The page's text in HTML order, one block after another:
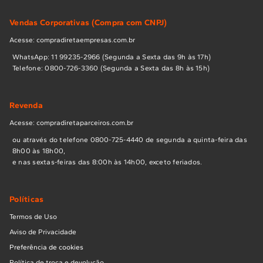
Organização Interna:Prateleiras de vidro temperado,
gavetas de degelo, suportes de porta para latas e
garrafas, e formas de gelo originais.Controle e
Estrutura e Estilo:
niveladores, puxadores (incluindo os da linha Retrô) e
dobradiças.
Vantagens de Comprar no Canal
Garantia de Procedência:
compatibilidade, direto da fábrica para sua casa.
Atendimento Customizado:
ajudar você a encontrar a peça certa para cada geração
de frigobar.
Vendas Corporativas (Compra com CNPJ)
Acesse: compradiretaempresas.com.br
WhatsApp: 11 99235-2966 (Segunda a Sexta das 9h às 17h)
Telefone: 0800-726-3360 (Segunda a Sexta das 8h às 15h)
Revenda
Acesse: compradiretaparceiros.com.br
ou através do telefone 0800-725-4440 de segunda a quinta-feira das
8h00 às 18h00,
e nas sextas-feiras das 8:00h às 14h00, exceto feriados.
Políticas
Termos de Uso
Aviso de Privacidade
Preferência de cookies